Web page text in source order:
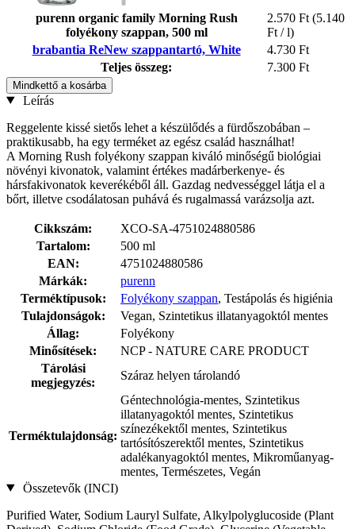
purenn organic family Morning Rush
folyékony szappan, 500 ml
2.570 Ft (5.140
Ft / l)
brabantia ReNew szappantartó, White
4.730 Ft
Teljes összeg:
7.300 Ft
Mindkettő a kosárba
Leírás
Reggelente kissé sietős lehet a készülődés a fürdőszobában –
praktikusabb, ha egy terméket az egész család használhat!
A Morning Rush folyékony szappan kiváló minőségű biológiai
növényi kivonatok, valamint értékes madárberkenye- és
hársfakivonatok keverékéből áll. Gazdag nedvességgel látja el a
bőrt, illetve csodálatosan puhává és rugalmassá varázsolja azt.
Cikkszám:
XCO-SA-4751024880586
Tartalom:
500 ml
EAN:
4751024880586
Márkák:
purenn
Terméktípusok:
Folyékony szappan, Testápolás és higiénia
Tulajdonságok:
Vegan, Szintetikus illatanyagoktól mentes
Állag:
Folyékony
Minősítések:
NCP - NATURE CARE PRODUCT
Tárolási
megjegyzés:
Száraz helyen tárolandó
Terméktulajdonság:
Géntechnológia-mentes, Szintetikus
illatanyagoktól mentes, Szintetikus
színezékektől mentes, Szintetikus
tartósítószerektől mentes, Szintetikus
adalékanyagoktól mentes, Mikroműanyag-
mentes, Természetes, Vegán
Összetevők (INCI)
Purified Water, Sodium Lauryl Sulfate, Alkylpolyglucoside (Plant